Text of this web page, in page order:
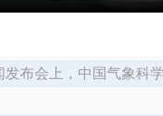
布会上，中国气象科